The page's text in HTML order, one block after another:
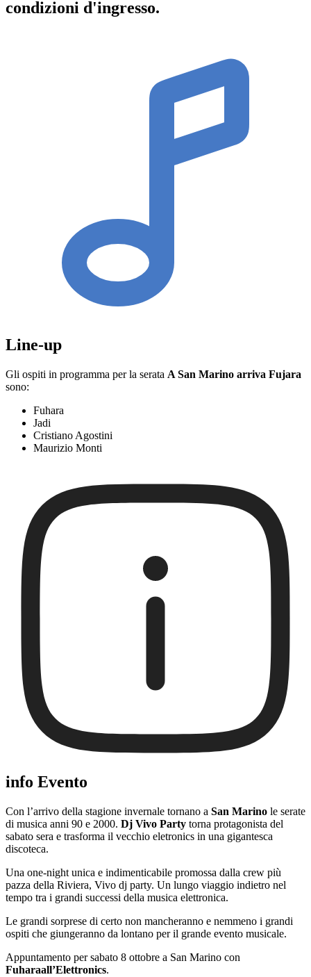
condizioni d'ingresso.
Line-up
Gli ospiti in programma per la serata A San Marino arriva Fujara
sono:
Fuhara
Jadi
Cristiano Agostini
Maurizio Monti
info Evento
Con l’arrivo della stagione invernale tornano a San Marino le serate
di musica anni 90 e 2000. Dj Vivo Party torna protagonista del
sabato sera e trasforma il vecchio eletronics in una gigantesca
discoteca.
Una one-night unica e indimenticabile promossa dalla crew più
pazza della Riviera, Vivo dj party. Un lungo viaggio indietro nel
tempo tra i grandi successi della musica elettronica.
Le grandi sorprese di certo non mancheranno e nemmeno i grandi
ospiti che giungeranno da lontano per il grande evento musicale.
Appuntamento per sabato 8 ottobre a San Marino con
Fuharaall’Elettronics.